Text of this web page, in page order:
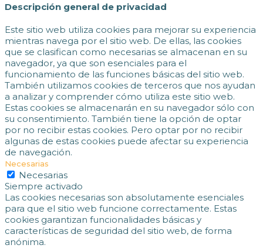
Descripción general de privacidad
Este sitio web utiliza cookies para mejorar su experiencia
mientras navega por el sitio web. De ellas, las cookies
que se clasifican como necesarias se almacenan en su
navegador, ya que son esenciales para el
funcionamiento de las funciones básicas del sitio web.
También utilizamos cookies de terceros que nos ayudan
a analizar y comprender cómo utiliza este sitio web.
Estas cookies se almacenarán en su navegador sólo con
su consentimiento. También tiene la opción de optar
por no recibir estas cookies. Pero optar por no recibir
algunas de estas cookies puede afectar su experiencia
de navegación.
Necesarias
Necesarias
Siempre activado
Las cookies necesarias son absolutamente esenciales
para que el sitio web funcione correctamente. Estas
cookies garantizan funcionalidades básicas y
características de seguridad del sitio web, de forma
anónima.